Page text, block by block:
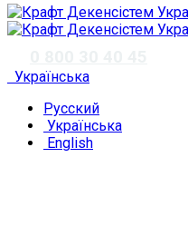
Українська
Русский
Українська
English